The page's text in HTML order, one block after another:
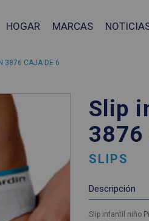
HOGAR MARCAS
3876 CAJA DE 6
Slip
3876
SLIPS
Descripción
Slip infantil niño